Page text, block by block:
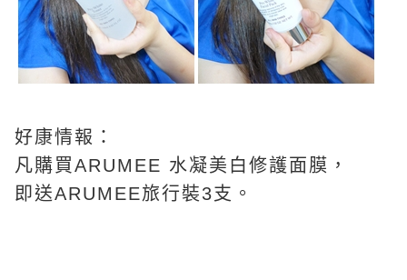
好康情報：
凡購買ARUMEE 水凝美白修護面膜，
即送ARUMEE旅行裝3支。